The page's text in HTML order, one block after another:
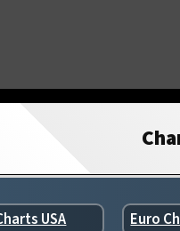
USA Euro